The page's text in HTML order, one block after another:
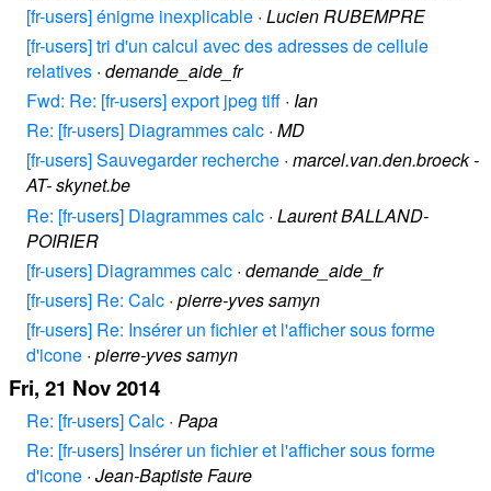
[fr-users] énigme inexplicable · Lucien RUBEMPRE
[fr-users] tri d'un calcul avec des adresses de cellule
relatives · demande_aide_fr
Fwd: Re: [fr-users] export jpeg tiff · Ian
Re: [fr-users] Diagrammes calc · MD
[fr-users] Sauvegarder recherche · marcel.van.den.broeck -
AT- skynet.be
Re: [fr-users] Diagrammes calc · Laurent BALLAND-
POIRIER
[fr-users] Diagrammes calc · demande_aide_fr
[fr-users] Re: Calc · pierre-yves samyn
[fr-users] Re: Insérer un fichier et l'afficher sous forme
d'icone · pierre-yves samyn
Fri, 21 Nov 2014
Re: [fr-users] Calc · Papa
Re: [fr-users] Insérer un fichier et l'afficher sous forme
d'icone · Jean-Baptiste Faure